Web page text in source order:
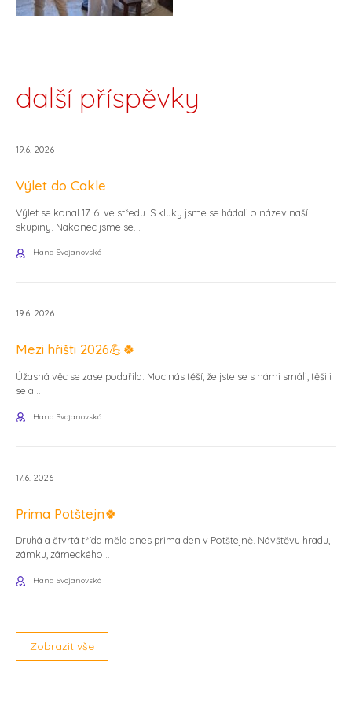
další příspěvky
19.6. 2026
Výlet do Cakle
Výlet se konal 17. 6. ve středu. S kluky jsme se hádali o název naší
skupiny. Nakonec jsme se...
Hana Svojanovská
19.6. 2026
Mezi hřišti 2026💪🍀
Úžasná věc se zase podařila. Moc nás těší, že jste se s námi smáli, těšili
se a...
Hana Svojanovská
17.6. 2026
Prima Potštejn🍀
Druhá a čtvrtá třída měla dnes prima den v Potštejně. Návštěvu hradu,
zámku, zámeckého...
Hana Svojanovská
Zobrazit vše